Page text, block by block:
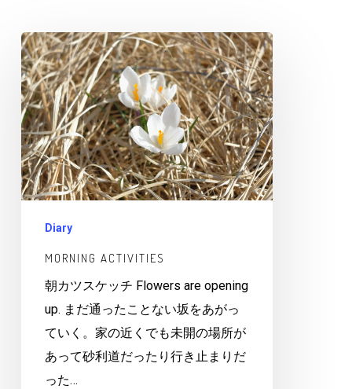
Morning
Activities
Diary
MORNING ACTIVITIES
朝カツスケッチ Flowers are opening
up. まだ通ったことない坂をあがっ
ていく。家の近くでも未開の場所が
あって砂利道だったり行き止まりだ
った…